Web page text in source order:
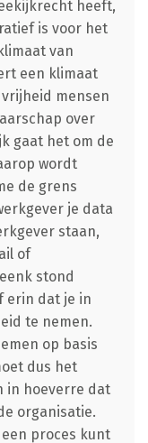
heeft,
is voor het
van
een klimaat
mensen
over
gaat het om de
wordt
de grens
je data
staan,
of
stond
erin dat je in
te nemen.
op basis
dus het
in hoeverre dat
organisatie.
proces kunt